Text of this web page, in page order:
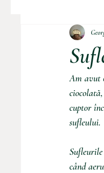
Torturi
Am avut
cuptor
sufleului.
când